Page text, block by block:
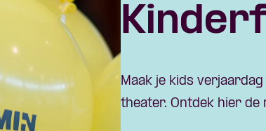
Maak je kids
theater. Ontdek hier de